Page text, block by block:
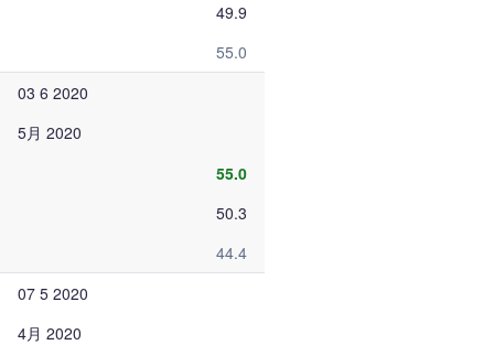
49.9
55.0
03 6 2020
5月 2020
55.0
50.3
44.4
07 5 2020
4月 2020